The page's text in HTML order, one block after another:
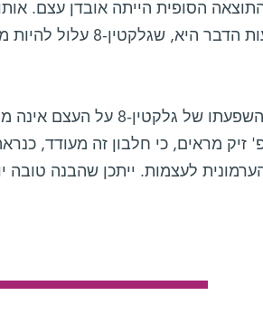
הסופית הייתה אובדן עצם.
משמעות הדבר היא,
אך השפעתו של
זיק מראים, כי חלבון זה מעודד,
לעצמות. ייתכן שהבנה טובה